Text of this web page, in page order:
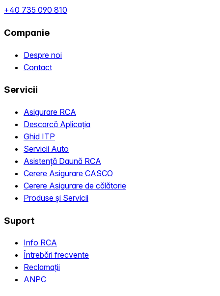
+40 735 090 810
Companie
Despre noi
Contact
Servicii
Asigurare RCA
Descarcă Aplicația
Ghid ITP
Servicii Auto
Asistență Daună RCA
Cerere Asigurare CASCO
Cerere Asigurare de călătorie
Produse și Servicii
Suport
Info RCA
Întrebări frecvente
Reclamații
ANPC